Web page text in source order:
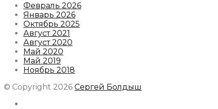
Февраль 2026
Январь 2026
Октябрь 2025
Август 2021
Август 2020
Май 2020
Май 2019
Ноябрь 2018
© Copyright 2026 Сергей Болдыш